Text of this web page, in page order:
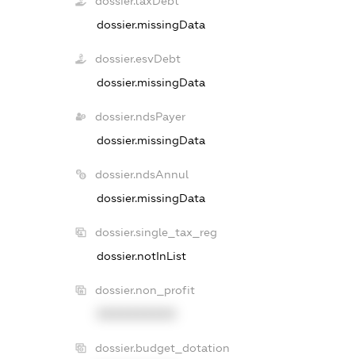
dossier.missingData
dossier.esvDebt
dossier.missingData
dossier.ndsPayer
dossier.missingData
dossier.ndsAnnul
dossier.missingData
dossier.single_tax_reg
dossier.notInList
dossier.non_profit
dossier.budget_dotation